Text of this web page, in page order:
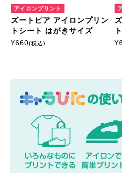
A5サイズ
ミニサ
はがきサ
カスタ
モーテルキー
アイロンプリント
ズートピア アイロンプリン
トシート はがきサイズ
¥660(税込) ¥